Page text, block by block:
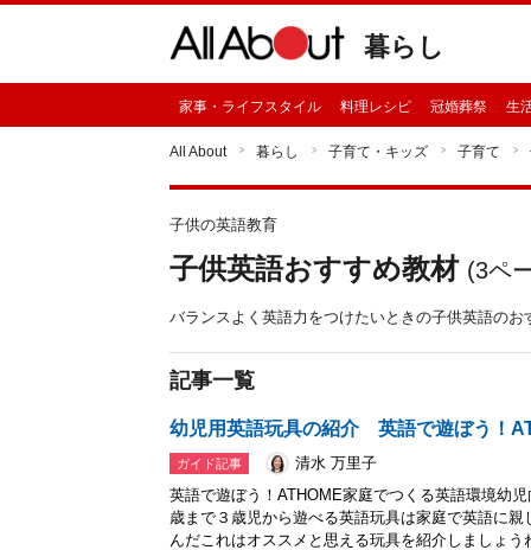
暮らし
家事・ライフスタイル 料理レシピ 冠婚葬祭 生
All About 暮らし 子育て・キッズ 子育て
子供の英語教育
子供英語おすすめ教材 (3ペ
バランスよく英語力をつけたいときの子供英語の
記事一覧
幼児用英語玩具の紹介 英語で遊ぼう！
ガイド記事
清水 万里子
英語で遊ぼう！ATHOME家庭でつくる英語環境幼
歳まで３歳児から遊べる英語玩具は家庭で英語に
んだこれはオススメと思える玩具を紹介しましょ